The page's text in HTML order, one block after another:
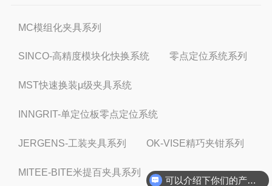
MC模组化夹具系列
SINCO-高精度模块化快换系统 零点定位系统系列
MST快速换装μ级夹具系统
INNGRIT-单定位板零点定位系统
JERGENS-工装夹具系列 OK-VISE精巧夹钳系列
MITEE-BITE米提百夹具系列
可以介绍下你们的产品么